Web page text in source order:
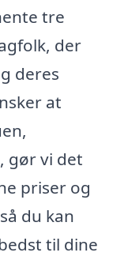
tre
der
deres
at
gør vi det
priser og
du kan
til dine